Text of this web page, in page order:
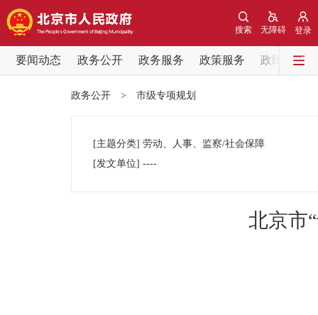
登录
无障碍
搜索
要闻动态 政务公开 政务服务 政策服务
政民互动
党中央精神
政务公开 > 市级专项规划
[主题分类] 劳动、人事、监察/社会保障
[发文单位] ----
北京市